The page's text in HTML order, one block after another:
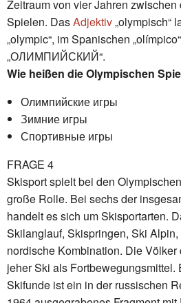
Zeitraum von vier Jahren
Spielen. DasAdjektiv„olympisch“
„olympic“, im Spanischen
„ОЛИМПИЙСКИЙ“.
Wie heißen die Olympischen
Олимпийские игры
Зимние игры
Спортивные игры
FRAGE 4
Skisport spielt bei den
große Rolle. Bei sechs der
handelt es sich um Skisportarten.
Skilanglauf, Skispringen, Ski
nordische Kombination. Die
jeher Ski als Fortbewegungsmittel.
Skifunde ist ein in der russischen